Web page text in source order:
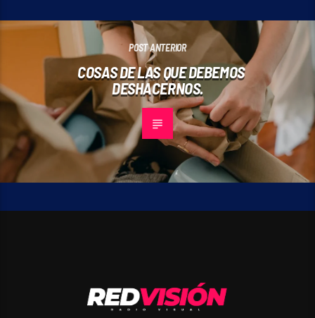
POST ANTERIOR
COSAS DE LAS QUE DEBEMOS
DESHACERNOS.